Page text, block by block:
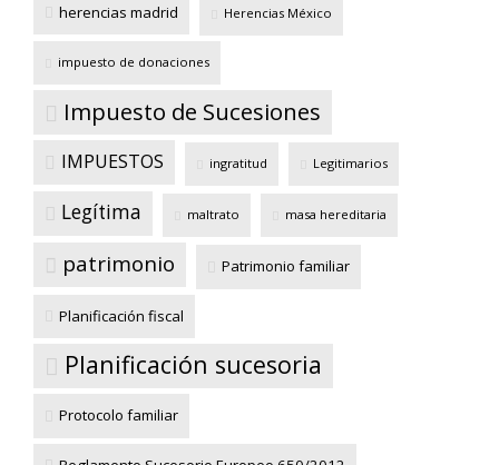
herencias madrid Herencias México
impuesto de donaciones
Impuesto de Sucesiones
IMPUESTOS ingratitud Legitimarios
Legítima maltrato masa hereditaria
patrimonio Patrimonio familiar
Planificación fiscal
Planificación sucesoria
Protocolo familiar